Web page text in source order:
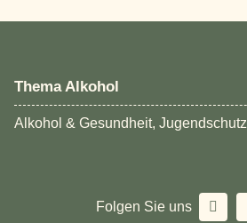
Thema Alkohol
Alkohol & Gesundheit, Jugendschutz
Folgen Sie uns